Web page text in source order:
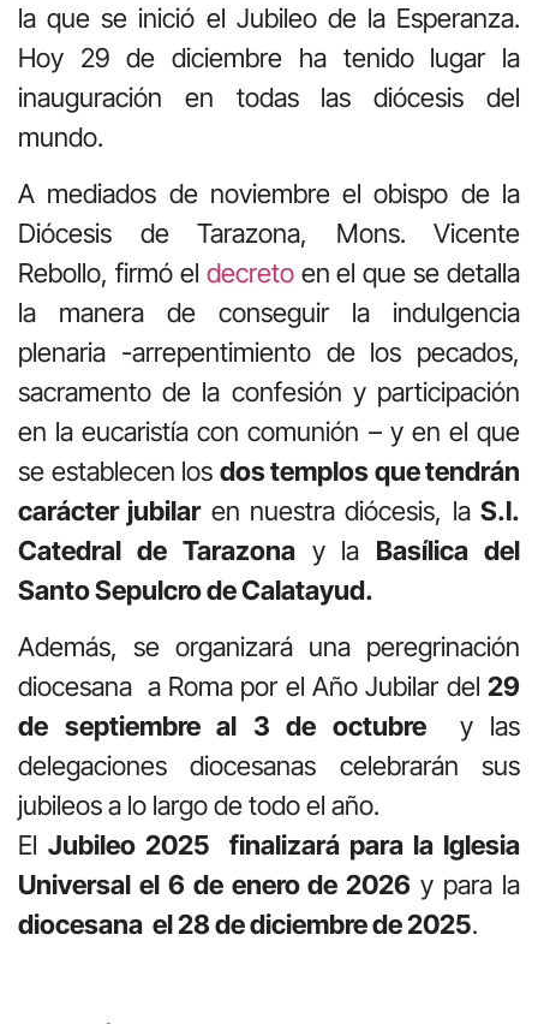
la que se inició el Jubileo de la Esperanza.
Hoy 29 de diciembre ha tenido lugar la
inauguración en todas las diócesis del
mundo.
A mediados de noviembre el obispo de la
Diócesis de Tarazona, Mons. Vicente
Rebollo, firmó el decretoen el que se detalla
la manera de conseguir la indulgencia
plenaria -arrepentimiento de los pecados,
sacramento de la confesión y participación
en la eucaristía con comunión – y en el que
se establecen los dos templos que tendrán
carácter jubilaren nuestra diócesis, laS.I.
Catedral de Tarazonay la Basílica del
Santo Sepulcro de Calatayud.
Además, se organizará una peregrinación
diocesana a Roma por el Año Jubilar del 29
de septiembre al 3 de octubre
y las
delegaciones diocesanas celebrarán sus
jubileos a lo largo de todo el año.
El Jubileo 2025 finalizará para la Iglesia
Universal el 6 de enero de 2026 y para la
diocesana el 28 de diciembre de 2025.